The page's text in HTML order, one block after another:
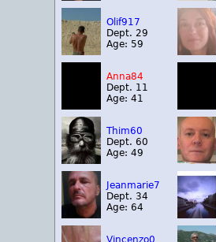
Olif917
Dept. 29
Age: 59
Anna84
Dept. 11
Age: 41
Thim60
Dept. 60
Age: 49
Jeanmarie7
Dept. 34
Age: 64
Vincenzo0